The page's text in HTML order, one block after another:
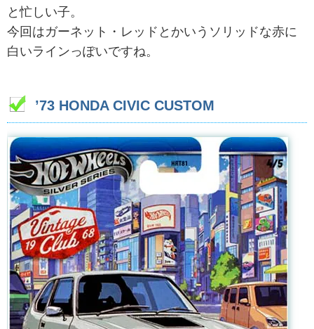
と忙しい子。
今回はガーネット・レッドとかいうソリッドな赤に
白いラインっぽいですね。
’73 HONDA CIVIC CUSTOM